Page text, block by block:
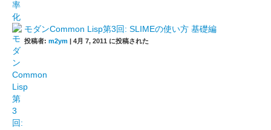
モダンCommon Lisp第3回: SLIMEの使い方 基礎編
投稿者: m2ym | 4月 7, 2011 に投稿された